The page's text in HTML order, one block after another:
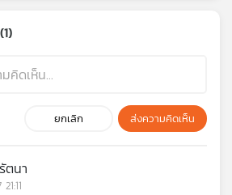
1)
ยกเลิก ส่งความคิดเห็น
ตนา